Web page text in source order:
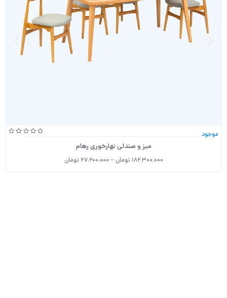
موجود
میز و صندلی نهارخوری رهام
۱۸۲.۳۰۰.۰۰۰ تومان – ۶۷.۲۰۰.۰۰۰ تومان